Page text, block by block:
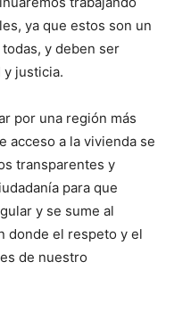
ya que estos son un
y deben ser
justicia.
por una región más
acceso a la vivienda se
transparentes y
para que
y se sume al
donde el respeto y el
de nuestro